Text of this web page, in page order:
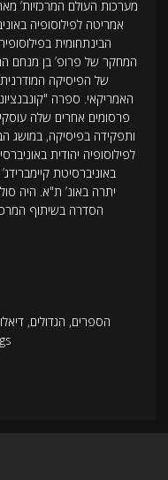
מערכות העולם המרכזיות’
אמריטה לפילוסופיה
הבינתחומית
המחקר של פרופ’ בן מנחם
של הפיסיקה
פרסומים אחרים שלה
ותפקידה בפיסיקה, במושג
לפילוסופיה יהודית
באוניברסיטת
יתרה באונ’ ת"א. היה
הספרים, הגדולים,